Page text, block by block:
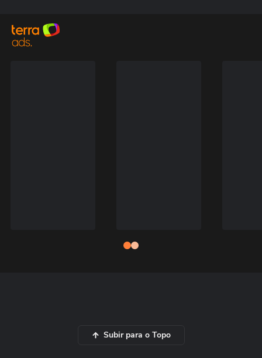
Subir para o Topo